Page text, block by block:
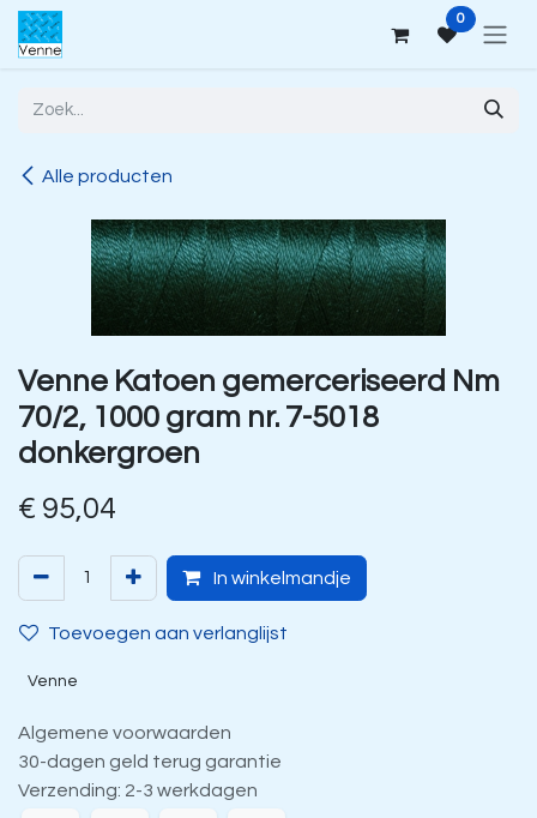
Overslaan naar inhoud 0
Alle producten
Venne Katoen gemerceriseerd Nm
70/2, 1000 gram nr. 7-5018
donkergroen
€ 95,04
In winkelmandje
Toevoegen aan verlanglijst
Venne
Algemene voorwaarden
30-dagen geld terug garantie
Verzending: 2-3 werkdagen